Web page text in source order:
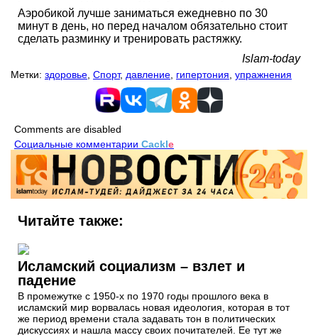
Аэробикой лучше заниматься ежедневно по 30
минут в день, но перед началом обязательно стоит
сделать разминку и тренировать растяжку.
Islam-today
Метки: здоровье Спорт, давление гипертония упражнения
Comments are disabled
Социальные комментарии Cackle
Читайте также:
Исламский социализм – взлет и
падение
В промежутке с 1950-х по 1970 годы прошлого века в
исламский мир ворвалась новая идеология, которая в тот
же период времени стала задавать тон в политических
дискуссиях и нашла массу своих почитателей. Ее тут же